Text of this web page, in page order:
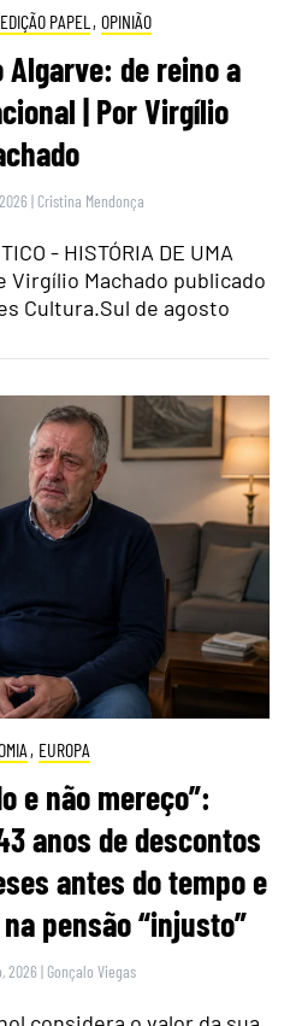
EDIÇÃO PAPEL , OPINIÃO
Algarve: de reino a
| Por Virgílio
| Cristina Mendonça
- HISTÓRIA DE UMA
Virgílio Machado publicado
Cultura.Sul de agosto
, EUROPA
e não mereço”:
anos de descontos
antes do tempo e
pensão “injusto”
2026 | Gonçalo Viegas